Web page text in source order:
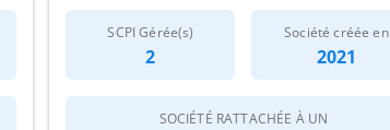
SCPI Gérée(s)
2
Société créée en
2021
SOCIÉTÉ RATTACHÉE À UN